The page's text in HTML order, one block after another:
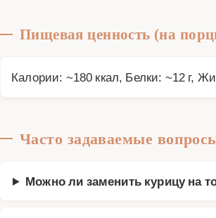
Пищевая ценность (на
Калории: ~180 ккал, Белки: ~12 г,
Часто задаваемые
Можно ли заменить курицу на